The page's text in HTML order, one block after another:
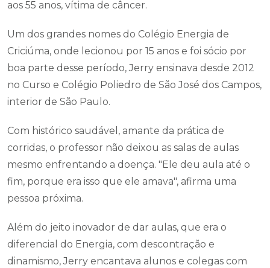
aos 55 anos, vítima de câncer.
Um dos grandes nomes do Colégio Energia de
Criciúma, onde lecionou por 15 anos e foi sócio por
boa parte desse período, Jerry ensinava desde 2012
no Curso e Colégio Poliedro de São José dos Campos,
interior de São Paulo.
Com histórico saudável, amante da prática de
corridas, o professor não deixou as salas de aulas
mesmo enfrentando a doença. "Ele deu aula até o
fim, porque era isso que ele amava", afirma uma
pessoa próxima.
Além do jeito inovador de dar aulas, que era o
diferencial do Energia, com descontração e
dinamismo, Jerry encantava alunos e colegas com